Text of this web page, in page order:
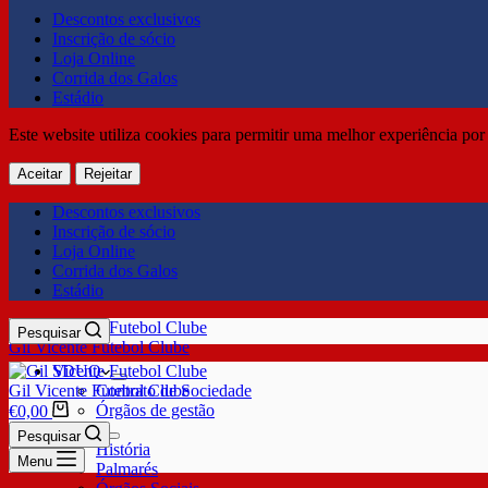
Descontos exclusivos
Inscrição de sócio
Loja Online
Corrida dos Galos
Estádio
Este website utiliza cookies para permitir uma melhor experiência
Aceitar Rejeitar
Descontos exclusivos
Inscrição de sócio
Loja Online
Corrida dos Galos
Estádio
Gil Vicente Futebol Clube
Pesquisar
SDUQ
Contrato de Sociedade
Órgãos de gestão
Clube
História
Palmarés
Gil Vicente Futebol Clube
€0,00
Pesquisar
Menu